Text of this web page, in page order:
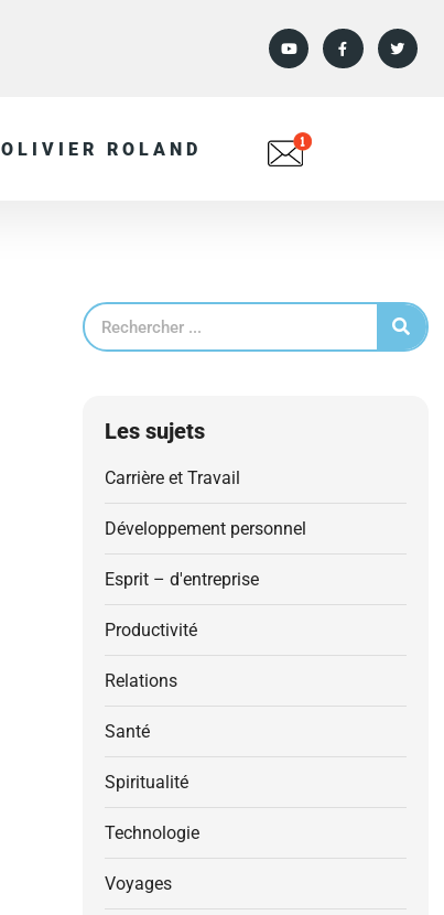
OLIVIER ROLAND
Les sujets
Carrière et Travail
Développement personnel
Esprit – d'entreprise
Productivité
Relations
Santé
Spiritualité
Technologie
Voyages